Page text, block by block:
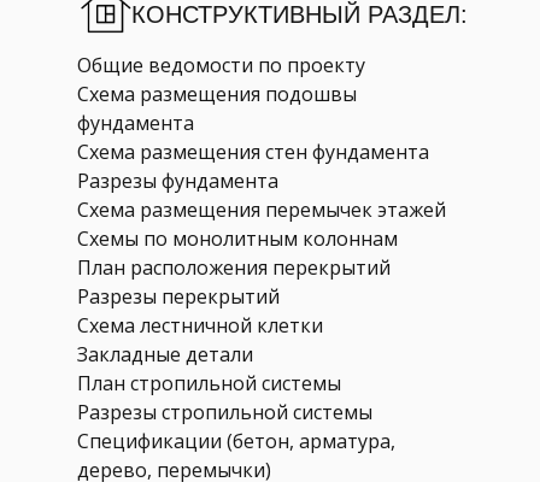
КОНСТРУКТИВНЫЙ РАЗДЕЛ:
Общие ведомости по проекту
Схема размещения подошвы
фундамента
Схема размещения стен фундамента
Разрезы фундамента
Схема размещения перемычек этажей
Схемы по монолитным колоннам
План расположения перекрытий
Разрезы перекрытий
Схема лестничной клетки
Закладные детали
План стропильной системы
Разрезы стропильной системы
Спецификации (бетон, арматура,
дерево, перемычки)